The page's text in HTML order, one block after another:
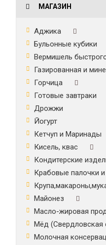
МАГАЗИН
Аджика
Бульонные кубики
Вермишель
Газированная и
Горчица
Готовые завтраки
Дрожжи
Йогурт
Кетчуп и Маринады
Кисель, квас
Кондитерские
Крабовые палочки
Майонез
Масло-жировая
Мёд (Свердловская
Молочная